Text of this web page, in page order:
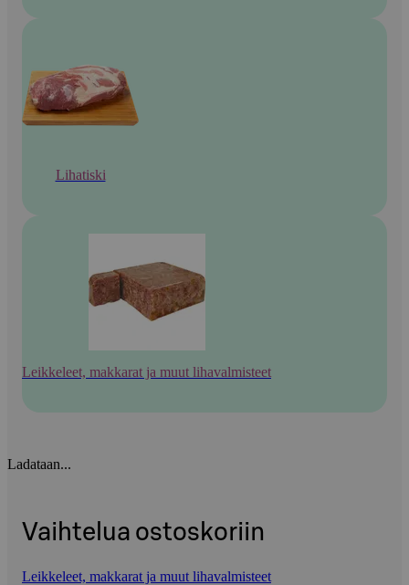
Lihatiski
Leikkeleet, makkarat ja muut lihavalmisteet
Ladataan...
Vaihtelua ostoskoriin
Leikkeleet, makkarat ja muut lihavalmisteet